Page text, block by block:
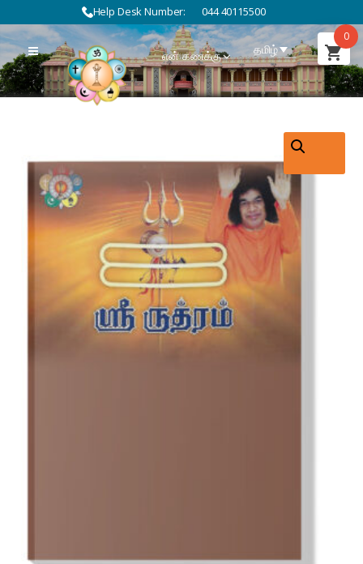
Help Desk Number: 044 40115500
என் கணக்கு தமிழ்
0